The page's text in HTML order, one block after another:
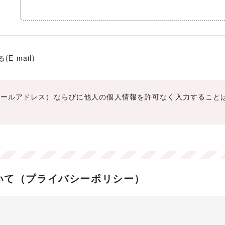
(E-mail)
ルアドレス）ならびに他人の個人情報を許可なく入力するこ
（プライバシーポリシー）